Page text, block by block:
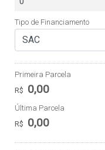
Tipo de Financiamento
SAC
Primeira Parcela
R$ 0,00
Última Parcela
R$ 0,00